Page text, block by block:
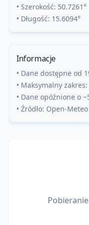
• Szerokość: 50.7261°
• Długość: 15.6094°
Informacje
• Dane dostępne od
• Maksymalny
• Dane opóźnione o
• Źródło: Open-